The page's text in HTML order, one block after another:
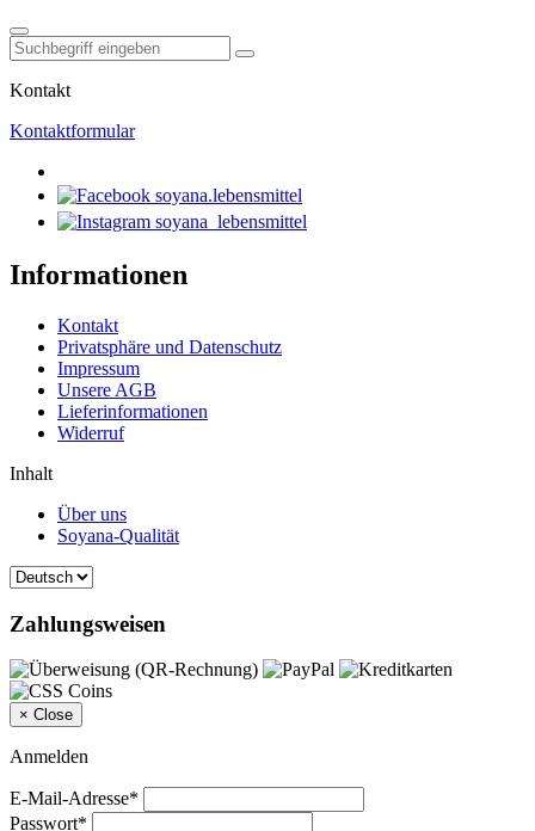
Kontakt
Kontaktformular
soyana.lebensmittel
soyana_lebensmittel
Informationen
Kontakt
Privatsphäre und Datenschutz
Impressum
Unsere AGB
Lieferinformationen
Widerruf
Inhalt
Über uns
Soyana-Qualität
Zahlungsweisen
× Close
Anmelden
E-Mail-Adresse*
Passwort*